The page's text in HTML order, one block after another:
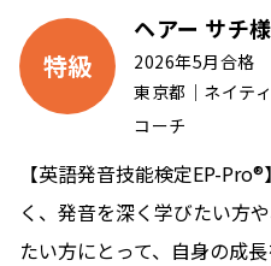
特級
ヘアー サチ様
2026年5月合格
東京都｜ネイテ
コーチ
【英語発音技能検定EP-
く、発音を深く学びたい方
たい方にとって、自身の成